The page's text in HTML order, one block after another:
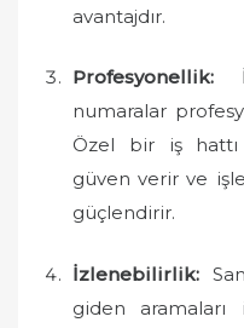
avantajdır.
Profesyonellik:
numaralar
Özel bir iş hattı
güven verir ve
güçlendirir.
İzlenebilirlik:
giden